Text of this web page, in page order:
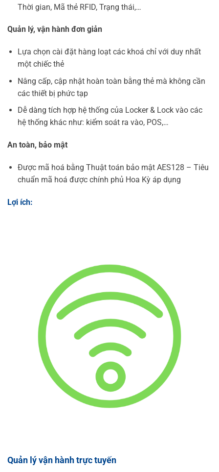
Thời gian, Mã thẻ RFID, Trạng thái,…
Quản lý, vận hành đơn giản
Lựa chọn cài đặt hàng loạt các khoá chỉ với duy nhất
một chiếc thẻ
Nâng cấp, cập nhật hoàn toàn bằng thẻ mà không cần
các thiết bị phức tạp
Dễ dàng tích hợp hệ thống của Locker & Lock vào các
hệ thống khác như: kiểm soát ra vào, POS,…
An toàn, bảo mật
Được mã hoá bằng Thuật toán bảo mật AES128 – Tiêu
chuẩn mã hoá được chính phủ Hoa Kỳ áp dụng
Lợi ích:
Quản lý vận hành trực tuyến